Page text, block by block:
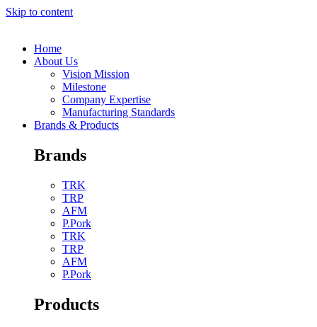
Skip to content
Home
About Us
Vision Mission
Milestone
Company Expertise
Manufacturing Standards
Brands & Products
Brands
TRK
TRP
AFM
P.Pork
TRK
TRP
AFM
P.Pork
Products